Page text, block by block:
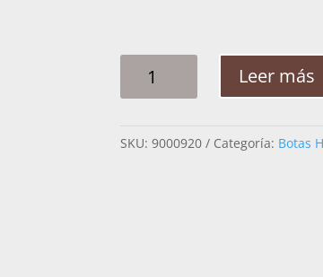
HOMBRE
BELLY
Leer más
SKU:9000920 Categoría: Botas